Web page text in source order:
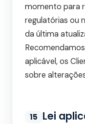
momento para
regulatórias ou
da última
aplicável, os
sobre
15 Lei